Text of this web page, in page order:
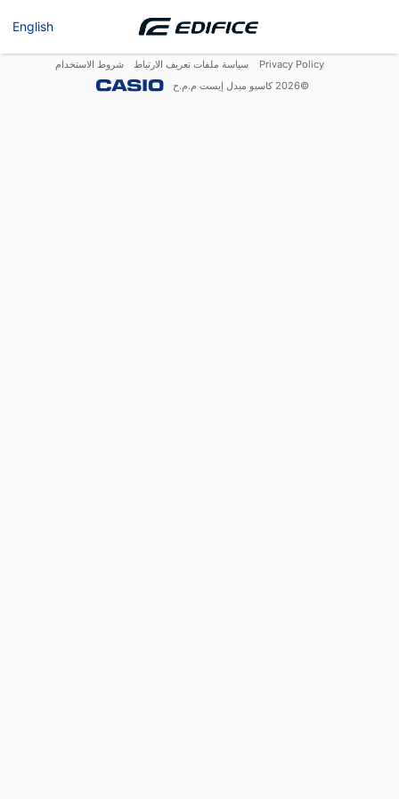
English
Privacy Policy سياسة ملفات تعريف الارتباط
شروط الاستخدام
©
2026 كاسيو ميدل إيست م.م.ح